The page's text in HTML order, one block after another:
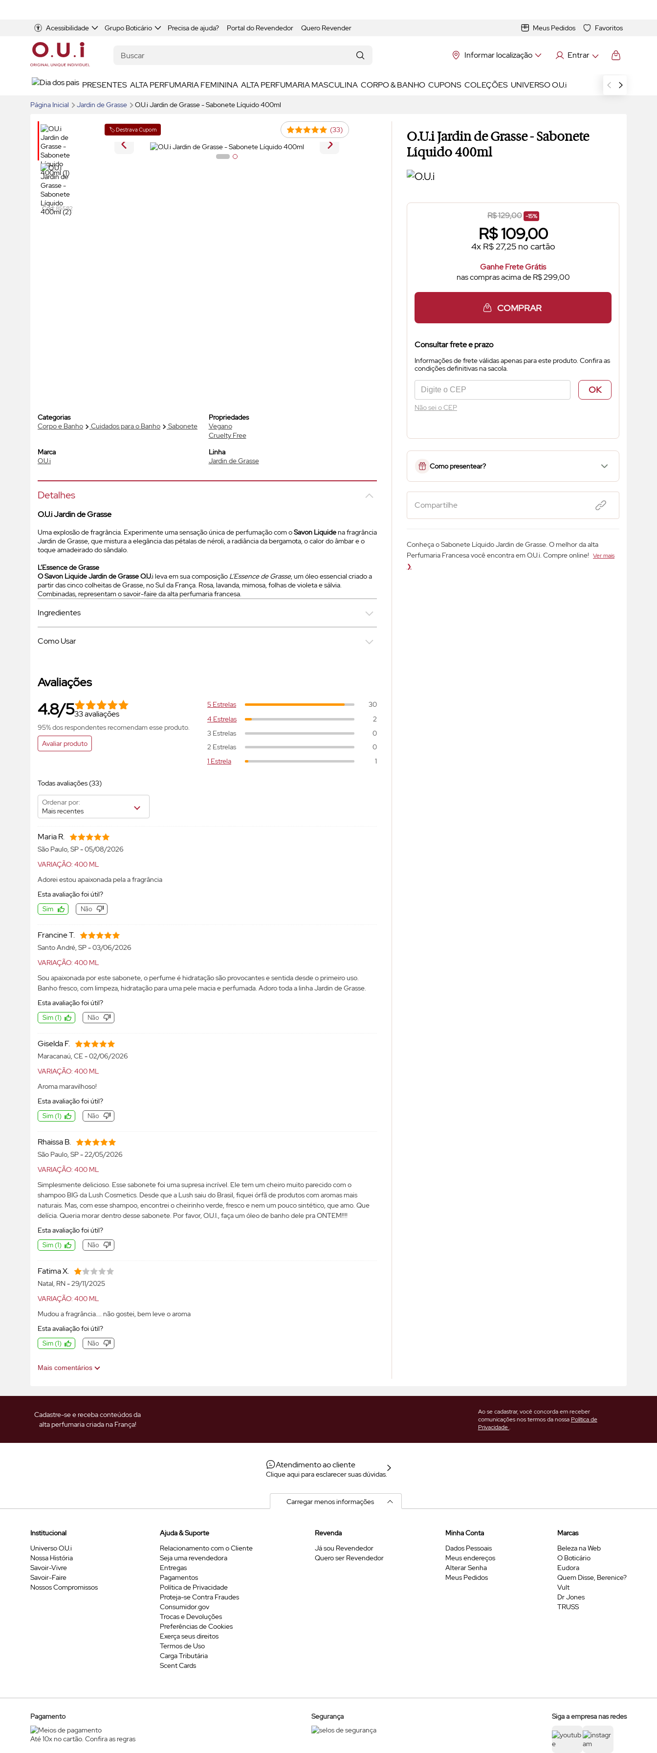
Acessibilidade Grupo Boticário Precisa de ajuda? Portal do Revendedor Quero Revender Meus Pedidos Favoritos
Informar localização Entrar
PRESENTES ALTA PERFUMARIA FEMININA ALTA PERFUMARIA MASCULINA CORPO & BANHO CUPONS COLEÇÕES UNIVERSO O.U.i
Página Inicial Jardin de Grasse O.U.i Jardin de Grasse - Sabonete Líquido 400ml
O.U.i Jardin de Grasse- Sabonete
Líquido 400ml
R$ 129,00 -15%
R$109,00
4x R$ 27,25 no cartão
Ganhe Frete Grátis
nas compras acima de R$ 299,00
COMPRAR
Consultar frete e prazo
Informações de frete válidas apenas para este produto. Confira as
condições definitivas na sacola.
OK
Não sei o CEP
Como presentear?
Compartilhe
Conheça o Sabonete Líquido Jardin de Grasse. O melhor da alta
Perfumaria Francesa você encontra em O.U.i. Compre online! Ver mais
❯
🏷️ Destrava Cupom (33)
Cod:85582
Categorias
Corpo e Banho
Cuidados para o Banho Sabonete
Propriedades
Vegano
Cruelty Free
Marca
O.U.i
Linha
Jardin de Grasse
Detalhes
O.U.i Jardin de Grasse
Uma explosão de fragrância. Experimente uma sensação única de perfumação com oSavon Liquidena fragrância
Jardin de Grasse, que mistura a elegância das pétalas de néroli, a radiância da bergamota, o calor do âmbar e o
toque amadeirado do sândalo.
L’Essence de Grasse
O Savon Liquide Jardin de Grasse O.U.i leva em sua composição L’Essence de Grasse, um óleo essencial criado a
partir das cinco colheitas de Grasse, no Sul da França. Rosa, lavanda, mimosa, folhas de violeta e sálvia.
Combinadas, representam o savoir-faire da alta perfumaria francesa.
Ingredientes
Como Usar
Avaliações
4.8/533 avaliações
95% dos respondentes recomendam esse produto.
Avaliar produto
5 Estrelas
30
4 Estrelas
2
3 Estrelas
0
2 Estrelas
0
1 Estrela
1
Todas avaliações (33)
Ordenar por:
Mais recentes
Maria R.
São Paulo, SP-05/08/2026
VARIAÇÃO: 400 ML
Adorei estou apaixonada pela a fragrância
Esta avaliação foi útil?
Sim Não
Francine T.
Santo André, SP-03/06/2026
VARIAÇÃO: 400 ML
Sou apaixonada por este sabonete, o perfume é hidratação são provocantes e sentida desde o primeiro uso.
Banho fresco, com limpeza, hidratação para uma pele macia e perfumada. Adoro toda a linha Jardin de Grasse.
Esta avaliação foi útil?
Sim(1) Não
Giselda F.
Maracanaú, CE-02/06/2026
VARIAÇÃO: 400 ML
Aroma maravilhoso!
Esta avaliação foi útil?
Sim(1) Não
Rhaissa B.
São Paulo, SP-22/05/2026
VARIAÇÃO: 400 ML
Simplesmente delicioso. Esse sabonete foi uma supresa incrível. Ele tem um cheiro muito parecido com o
shampoo BIG da Lush Cosmetics. Desde que a Lush saiu do Brasil, fiquei órfã de produtos com aromas mais
naturais. Mas, com esse shampoo, encontrei o cheirinho verde, fresco e nem um pouco sintético, que amo. Que
delícia. Queria morar dentro desse sabonete. Por favor, O.U.I., faça um óleo de banho dele pra ONTEM!!!!
Esta avaliação foi útil?
Sim(1) Não
Fatima X.
Natal, RN -29/11/2025
VARIAÇÃO: 400 ML
Mudou a fragrância.... não gostei, bem leve o aroma
Esta avaliação foi útil?
Sim(1) Não
Mais comentários
Cadastre-se e receba conteúdos da
alta perfumaria criada na França!
Ao se cadastrar, você concorda em receber
comunicações nos termos da nossa Política de
Privacidade.
Atendimento ao cliente
Clique aqui para esclarecer suas dúvidas.
Carregar menos informações
Institucional
Universo O.U.i
Nossa História
Savoir-Vivre
Savoir-Faire
Nossos Compromissos
Ajuda & Suporte
Relacionamento com o Cliente
Seja uma revendedora
Entregas
Pagamentos
Política de Privacidade
Proteja-se Contra Fraudes
Consumidor.gov
Trocas e Devoluções
Preferências de Cookies
Exerça seus direitos
Termos de Uso
Carga Tributária
Scent Cards
Revenda
Já sou Revendedor
Quero ser Revendedor
Minha Conta
Dados Pessoais
Meus endereços
Alterar Senha
Meus Pedidos
Marcas
Beleza na Web
O Boticário
Eudora
Quem Disse, Berenice?
Vult
Dr Jones
TRUSS
Pagamento
Até 10x no cartão. Confira as regras
Segurança Siga a empresa nas redes